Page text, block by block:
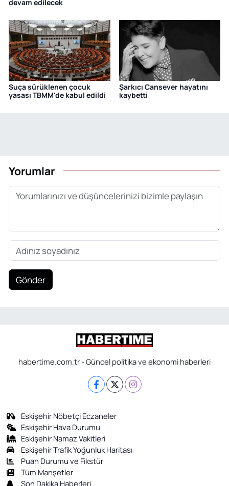
devam edilecek
Suça sürüklenen çocuk
yasası TBMM'de kabul edildi
Şarkıcı Cansever hayatını
kaybetti
Yorumlar
Gönder
habertime.com.tr - Güncel politika ve ekonomi haberleri
Eskişehir Nöbetçi Eczaneler
Eskişehir Hava Durumu
Eskişehir Namaz Vakitleri
Eskişehir Trafik Yoğunluk Haritası
Puan Durumu ve Fikstür
Tüm Manşetler
Son Dakika Haberleri